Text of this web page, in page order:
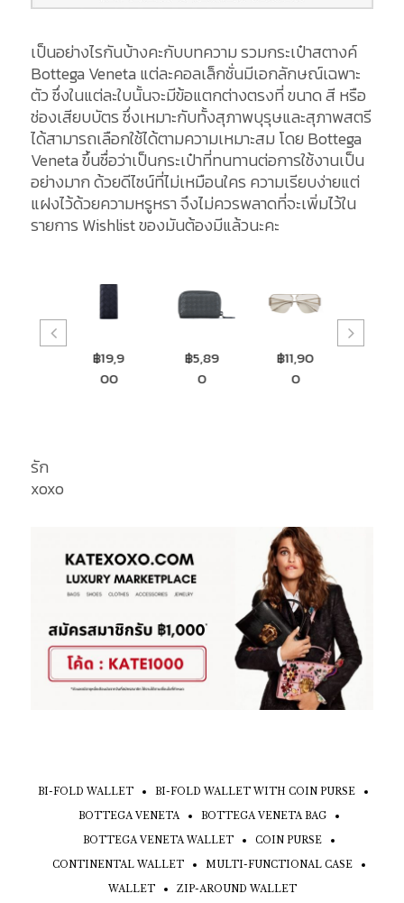
เป็นอย่างไรกันบ้างคะกับบทความ รวมกระเป๋าสตางค์
Bottega Veneta แต่ละคอลเล็กชั่นมีเอกลักษณ์เฉพาะ
ตัว ซึ่งในแต่ละใบนั้นจะมีข้อแตกต่างตรงที่ ขนาด สี หรือ
ช่องเสียบบัตร ซึ่งเหมาะกับทั้งสุภาพบุรุษและสุภาพสตรี
ได้สามารถเลือกใช้ได้ตามความเหมาะสม โดย Bottega
Veneta ขึ้นชื่อว่าเป็นกระเป๋าที่ทนทานต่อการใช้งานเป็น
อย่างมาก ด้วยดีไซน์ที่ไม่เหมือนใคร ความเรียบง่ายแต่
แฝงไว้ด้วยความหรูหรา จึงไม่ควรพลาดที่จะเพิ่มไว้ใน
รายการ Wishlist ของมันต้องมีแล้วนะคะ
฿5,89
0
฿11,90
0
฿13,50
0
รัก
xoxo
BI-FOLD WALLET BI-FOLD WALLET WITH COIN PURSE
BOTTEGA VENETA BOTTEGA VENETA BAG
BOTTEGA VENETA WALLET COIN PURSE
CONTINENTAL WALLET MULTI-FUNCTIONAL CASE
WALLET ZIP-AROUND WALLET